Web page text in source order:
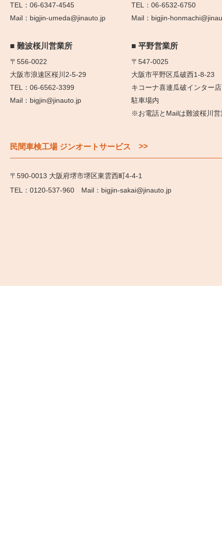
06-6347-4545
bigjin-umeda@jinauto.jp
06-6532-6750
bigjin-
難波桜川営業所
〒556-0022
大阪市浪速区桜川2-5-29
06-6562-3399
bigjin@jinauto.jp
平野営業所
〒547-0025
大阪市平野区瓜破西1-8-23
キコーナ喜連瓜破インター店
駐車場内
※お電話とMailは難波桜川営
民間車検工場 ジンオートサービス >>
〒590-0013 大阪府堺市堺区東雲西町4-4-1
0120-537-960
bigjin-sakai@jinauto.jp